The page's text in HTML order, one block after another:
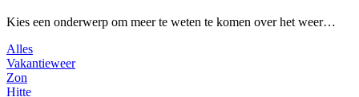
Kies een onderwerp om meer te weten te komen over het weer…
Alles
Vakantieweer
Zon
Hitte